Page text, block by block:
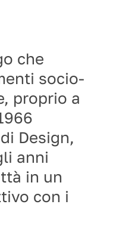
che
socio-
proprio a
Design,
anni
in un
con i